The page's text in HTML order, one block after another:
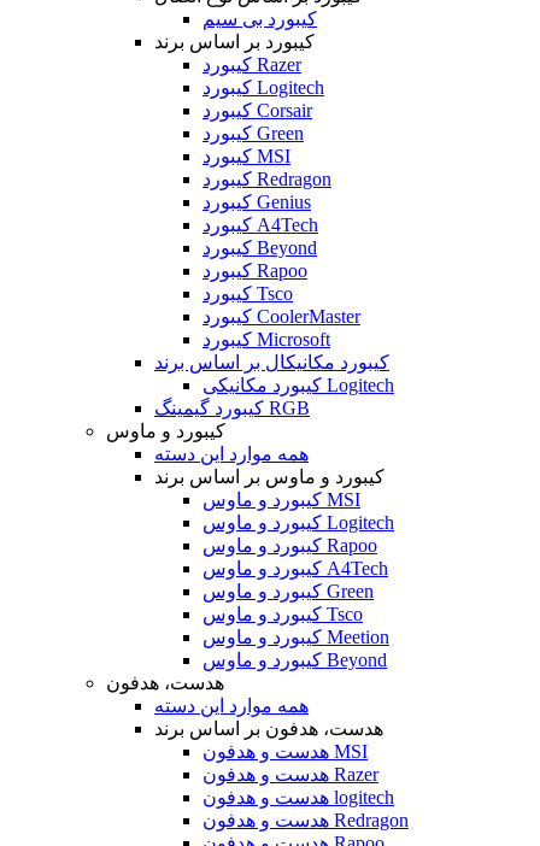
کیبورد بی سیم
کیبورد بر اساس برند
کیبورد Razer
کیبورد Logitech
کیبورد Corsair
کیبورد Green
کیبورد MSI
کیبورد Redragon
کیبورد Genius
کیبورد A4Tech
کیبورد Beyond
کیبورد Rapoo
کیبورد Tsco
کیبورد CoolerMaster
کیبورد Microsoft
کیبورد مکانیکال بر اساس برند
کیبورد مکانیکی Logitech
کیبورد گیمینگ RGB
کیبورد و ماوس
همه موارد این دسته
کیبورد و ماوس بر اساس برند
کیبورد و ماوس MSI
کیبورد و ماوس Logitech
کیبورد و ماوس Rapoo
کیبورد و ماوس A4Tech
کیبورد و ماوس Green
کیبورد و ماوس Tsco
کیبورد و ماوس Meetion
کیبورد و ماوس Beyond
هدست، هدفون
همه موارد این دسته
هدست، هدفون بر اساس برند
هدست و هدفون MSI
هدست و هدفون Razer
هدست و هدفون logitech
هدست و هدفون Redragon